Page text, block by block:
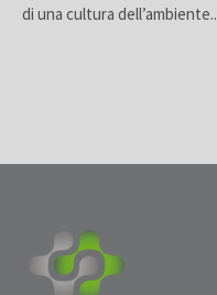
di una cultura dell’ambiente..